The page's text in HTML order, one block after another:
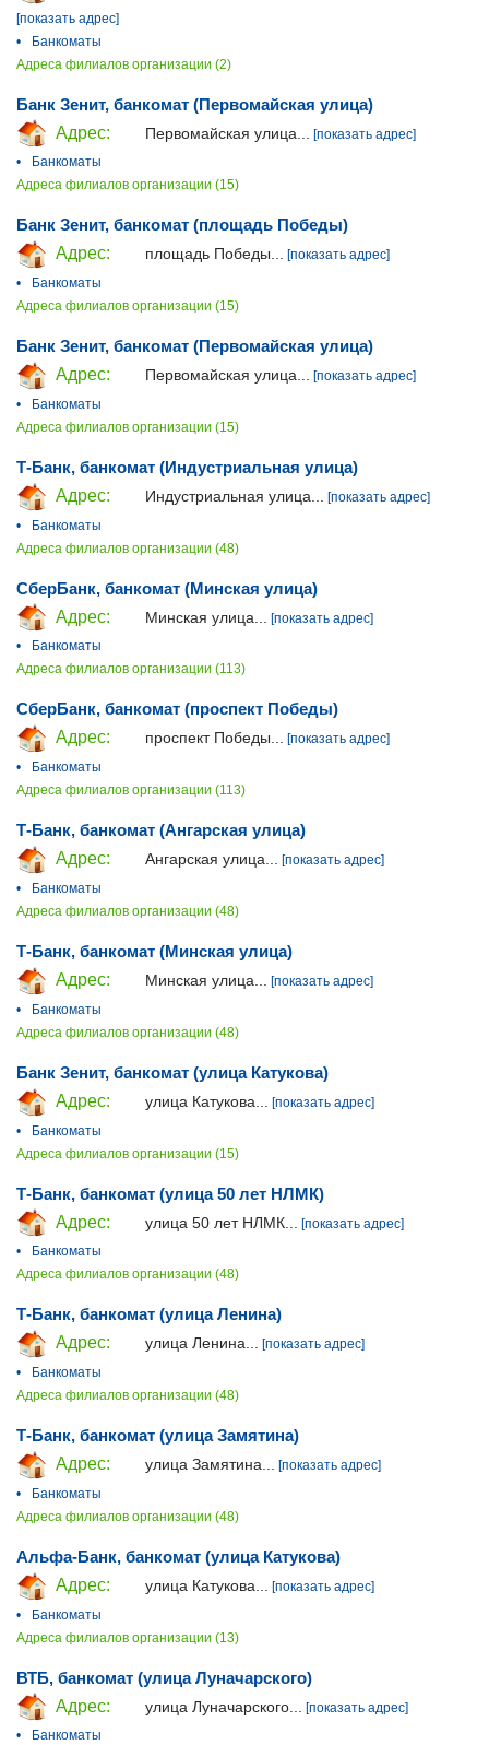
[показать адрес]
•
Банкоматы
Адреса филиалов организации (2)
Банк Зенит, банкомат (Первомайская улица)
Адрес:
Первомайская улица...
[показать адрес]
•
Банкоматы
Адреса филиалов организации (15)
Банк Зенит, банкомат (площадь Победы)
Адрес:
площадь Победы... [показать адрес]
•
Банкоматы
Адреса филиалов организации (15)
Банк Зенит, банкомат (Первомайская улица)
Адрес:
Первомайская улица...
[показать адрес]
•
Банкоматы
Адреса филиалов организации (15)
Т-Банк, банкомат (Индустриальная улица)
Адрес:
Индустриальная улица...
[показать адрес]
•
Банкоматы
Адреса филиалов организации (48)
СберБанк, банкомат (Минская улица)
Адрес:
Минская улица...
[показать адрес]
•
Банкоматы
Адреса филиалов организации (113)
СберБанк, банкомат (проспект Победы)
Адрес:
проспект Победы... [показать адрес]
•
Банкоматы
Адреса филиалов организации (113)
Т-Банк, банкомат (Ангарская улица)
Адрес:
Ангарская улица... [показать адрес]
•
Банкоматы
Адреса филиалов организации (48)
Т-Банк, банкомат (Минская улица)
Адрес:
Минская улица...
[показать адрес]
•
Банкоматы
Адреса филиалов организации (48)
Банк Зенит, банкомат (улица Катукова)
Адрес:
улица Катукова...
[показать адрес]
•
Банкоматы
Адреса филиалов организации (15)
Т-Банк, банкомат (улица 50 лет НЛМК)
Адрес:
улица 50 лет НЛМК...
[показать адрес]
•
Банкоматы
Адреса филиалов организации (48)
Т-Банк, банкомат (улица Ленина)
Адрес:
улица Ленина... [показать адрес]
•
Банкоматы
Адреса филиалов организации (48)
Т-Банк, банкомат (улица Замятина)
Адрес:
улица Замятина...
[показать адрес]
•
Банкоматы
Адреса филиалов организации (48)
Альфа-Банк, банкомат (улица Катукова)
Адрес:
улица Катукова...
[показать адрес]
•
Банкоматы
Адреса филиалов организации (13)
ВТБ, банкомат (улица Луначарского)
Адрес:
улица Луначарского...
[показать адрес]
•
Банкоматы